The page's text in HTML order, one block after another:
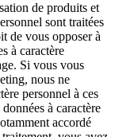
de produits et
sont traitées
de vous opposer à
à caractère
Si vous vous
nous ne
personnel à ces
à caractère
accordé